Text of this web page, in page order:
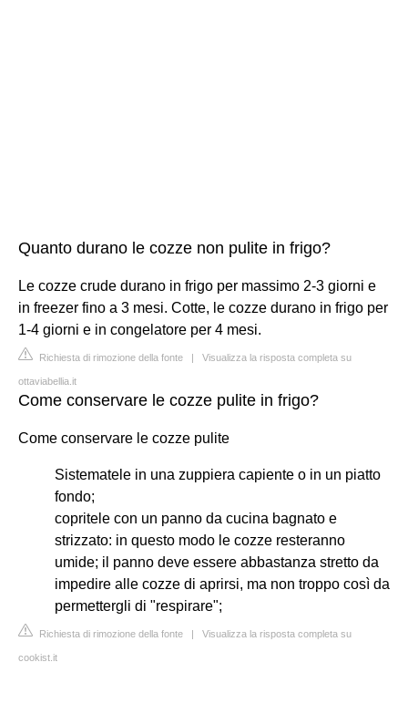
Quanto durano le cozze non pulite in frigo?
Le cozze crude durano in frigo per massimo 2-3 giorni e
in freezer fino a 3 mesi. Cotte, le cozze durano in frigo per
1-4 giorni e in congelatore per 4 mesi.
Richiesta di rimozione della fonte | Visualizza la risposta completa su
ottaviabellia.it
Come conservare le cozze pulite in frigo?
Come conservare le cozze pulite
Sistematele in una zuppiera capiente o in un piatto
fondo;
copritele con un panno da cucina bagnato e
strizzato: in questo modo le cozze resteranno
umide; il panno deve essere abbastanza stretto da
impedire alle cozze di aprirsi, ma non troppo così da
permettergli di "respirare";
Richiesta di rimozione della fonte | Visualizza la risposta completa su
cookist.it